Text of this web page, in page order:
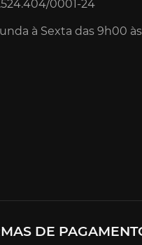
0001-24
à Sexta das 9h00 às
DE